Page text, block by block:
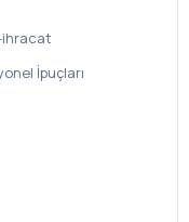
ihracat
İpuçları